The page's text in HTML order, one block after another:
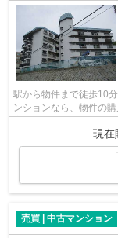
駅から物件まで徒歩10
ンションなら、物件の
現在
売買 | 中古マンション